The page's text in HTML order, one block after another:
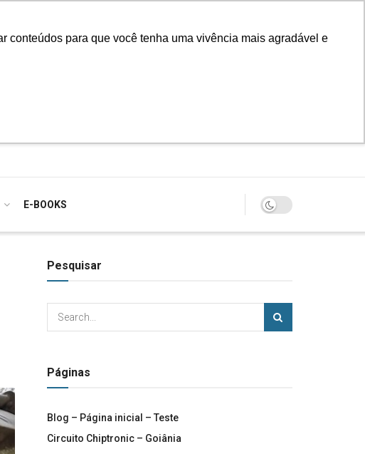
conteúdos para que você tenha uma vivência mais agradável e
E-BOOKS
Pesquisar
Páginas
Blog – Página inicial – Teste
Circuito Chiptronic – Goiânia